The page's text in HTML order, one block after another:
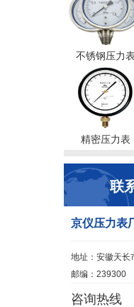
不锈钢压力表
精密压力表
联
京仪压力表
地址：安徽天长
邮编：239300
咨询热线